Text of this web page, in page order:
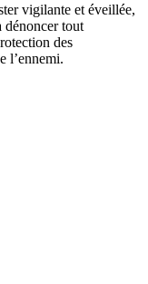
vigilante et éveillée,
dénoncer tout
des
l’ennemi.